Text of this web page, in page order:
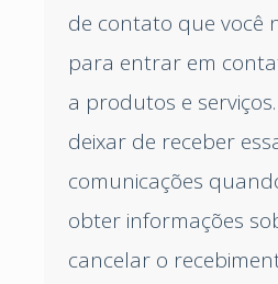
de contato que você
para entrar em
a produtos e
deixar de receber
comunicações
obter informações
cancelar o